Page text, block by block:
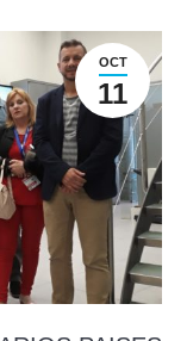
OCT
11